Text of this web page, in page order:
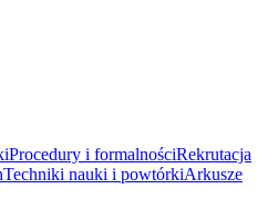
Procedury i formalnościRekrutacja
Techniki nauki i powtórkiArkusze